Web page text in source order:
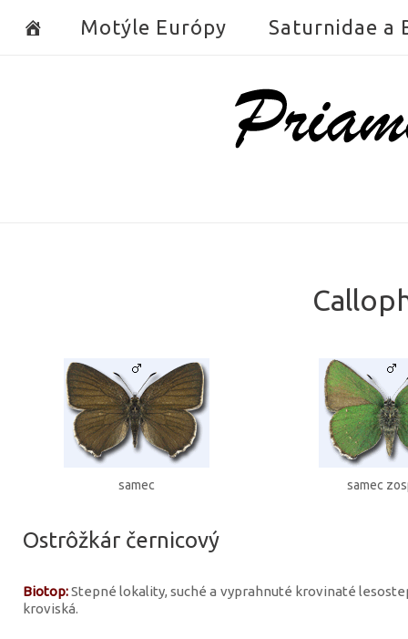
Motýle Európy Saturnidae a
Home
samec samec
Ostrôžkár černicový
Biotop:Stepné lokality, suché a vyprahnuté krovinaté
kroviská.